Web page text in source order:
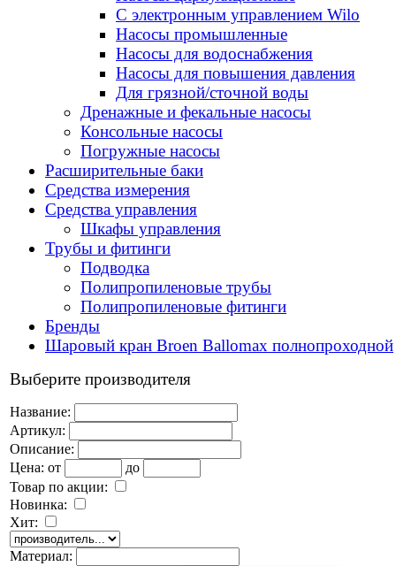
С электронным управлением Wilo
Насосы промышленные
Насосы для водоснабжения
Насосы для повышения давления
Для грязной/сточной воды
Дренажные и фекальные насосы
Консольные насосы
Погружные насосы
Расширительные баки
Средства измерения
Средства управления
Шкафы управления
Трубы и фитинги
Подводка
Полипропиленовые трубы
Полипропиленовые фитинги
Бренды
Шаровый кран Broen Ballomax полнопроходной
Выберите производителя
Название:
Артикул:
Описание:
Цена: от
до
Товар по акции:
Новинка:
Хит:
Материал: